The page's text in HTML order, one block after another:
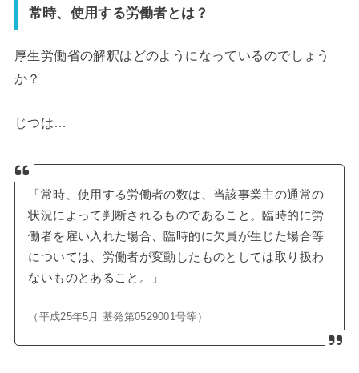
常時、使用する労働者とは？
厚生労働省の解釈はどのようになっているのでしょう
か？
じつは…
「常時、使用する労働者の数は、当該事業主の通常の
状況によって判断されるものであること。臨時的に労
働者を雇い入れた場合、臨時的に欠員が生じた場合等
については、労働者が変動したものとしては取り扱わ
ないものとあること。」
（平成25年5月 基発第0529001号等）